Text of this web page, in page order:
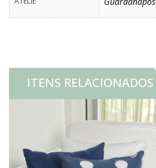
ITENS RELACIONADOS